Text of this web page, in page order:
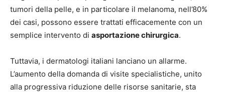
tumori della pelle, e in particolare il melanoma, nell’80%
dei casi, possono essere trattati efficacemente con un
semplice intervento di asportazione chirurgica.
Tuttavia, i dermatologi italiani lanciano un allarme.
L’aumento della domanda di visite specialistiche, unito
alla progressiva riduzione delle risorse sanitarie, sta